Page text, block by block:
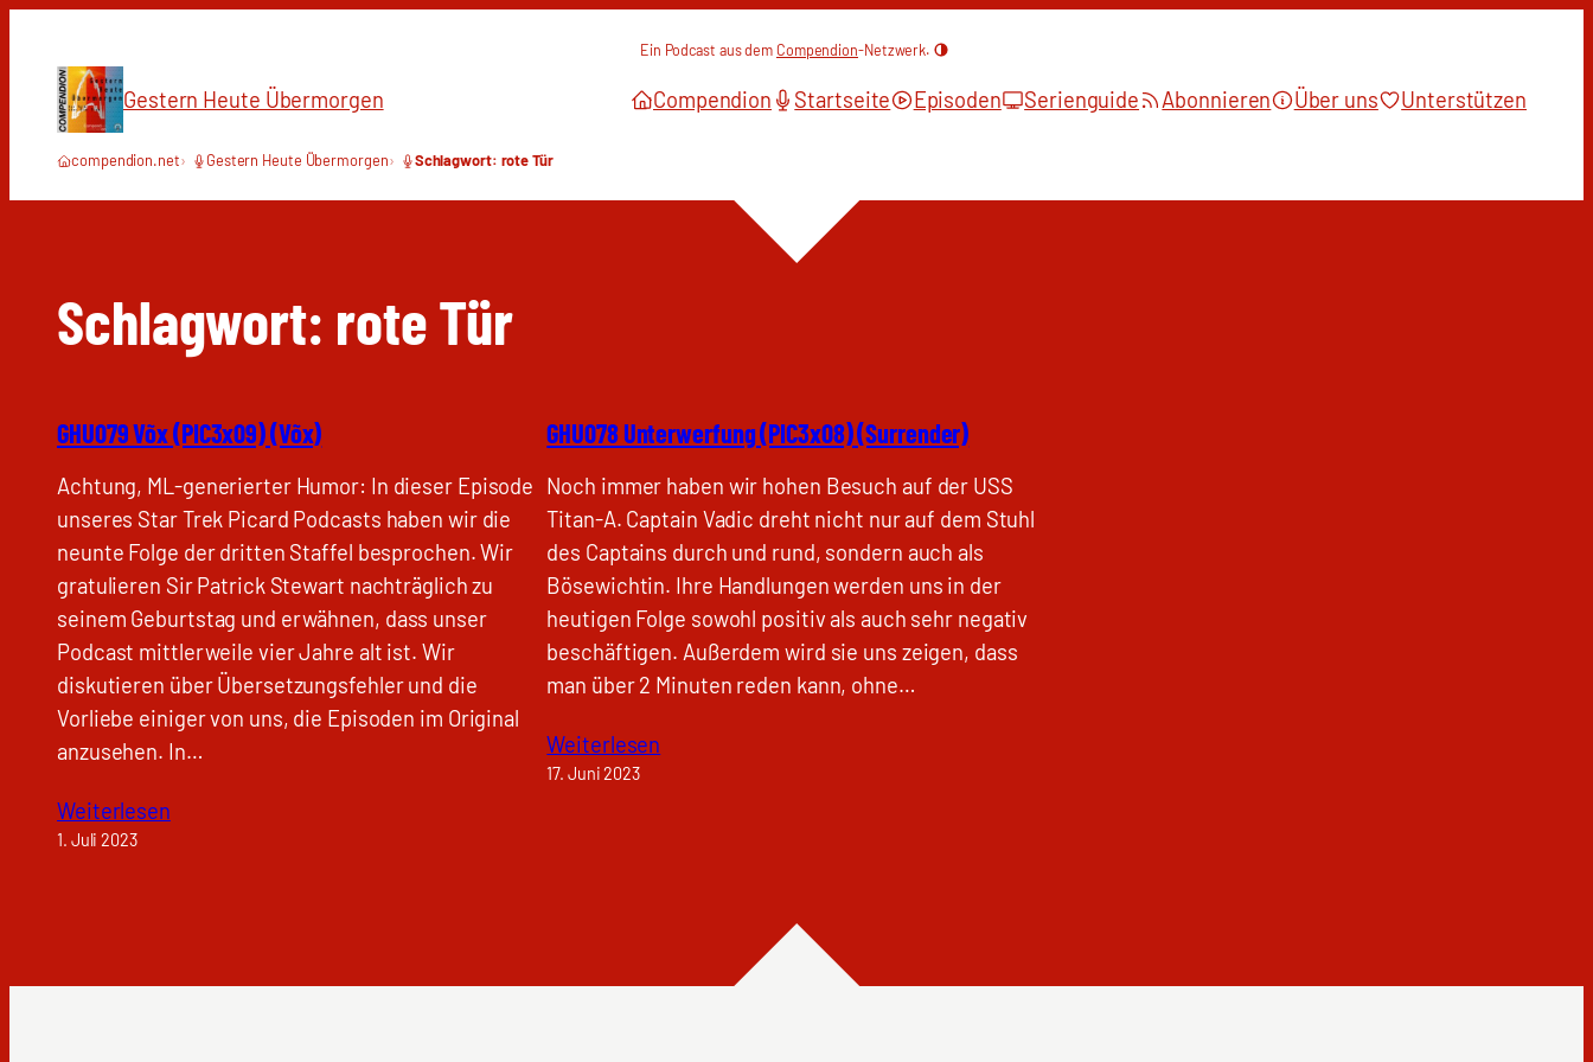
springen
Ein Podcast aus dem Compendion-Netzwerk.
Gestern Heute Übermorgen Compendion Startseite Episoden Serienguide Abonnieren Über uns Unterstützen
compendion.net Gestern Heute Übermorgen Schlagwort: rote Tür
Schlagwort: rote Tür
GHU079 Võx (PIC3x09) (Võx)
Achtung, ML-generierter Humor: In dieser Episode
unseres Star Trek Picard Podcasts haben wir die
neunte Folge der dritten Staffel besprochen. Wir
gratulieren Sir Patrick Stewart nachträglich zu
seinem Geburtstag und erwähnen, dass unser
Podcast mittlerweile vier Jahre alt ist. Wir
diskutieren über Übersetzungsfehler und die
Vorliebe einiger von uns, die Episoden im Original
anzusehen. In…
Weiterlesen
1. Juli 2023
GHU078 Unterwerfung (PIC3x08) (Surrender)
Noch immer haben wir hohen Besuch auf der USS
Titan-A. Captain Vadic dreht nicht nur auf dem Stuhl
des Captains durch und rund, sondern auch als
Bösewichtin. Ihre Handlungen werden uns in der
heutigen Folge sowohl positiv als auch sehr negativ
beschäftigen. Außerdem wird sie uns zeigen, dass
man über 2 Minuten reden kann, ohne…
Weiterlesen
17. Juni 2023